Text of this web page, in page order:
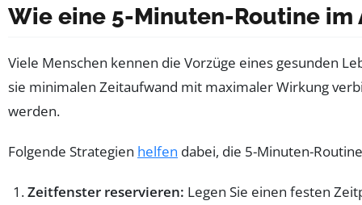
Wie eine 5-Minuten-Routine
Viele Menschen kennen die Vorzüge eines gesunden
sie minimalen Zeitaufwand mit maximaler Wirkung
werden.
Folgende Strategien helfen dabei, die 5-Minuten-
Zeitfenster reservieren: Legen Sie einen festen